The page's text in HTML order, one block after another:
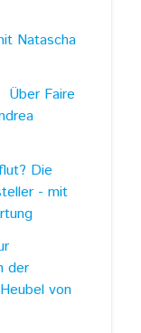
Natascha
Faire
Die
- mit
der
von